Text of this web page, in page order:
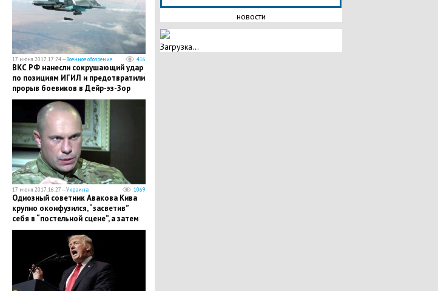
17 июня 2017, 17:24 —Военное обозрение 416
ВКС РФ нанесли сокрушающий удар
по позициям ИГИЛ и предотвратили
прорыв боевиков в Дейр-эз-Зор
17 июня 2017, 16:27 —Украина 1069
Одиозный советник Авакова Кива
крупно оконфузился, “засветив”
себя в “постельной сцене”, а затем
попытался все скрыть
новости
Загрузка...